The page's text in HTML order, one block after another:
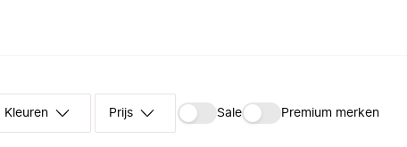
Kleuren Prijs Sale Premium merken